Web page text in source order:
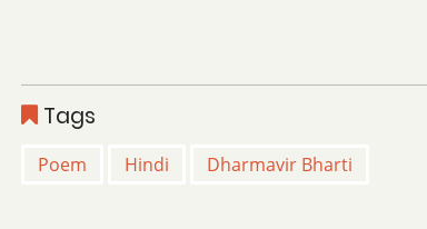
Tags
Poem Hindi Dharmavir Bharti